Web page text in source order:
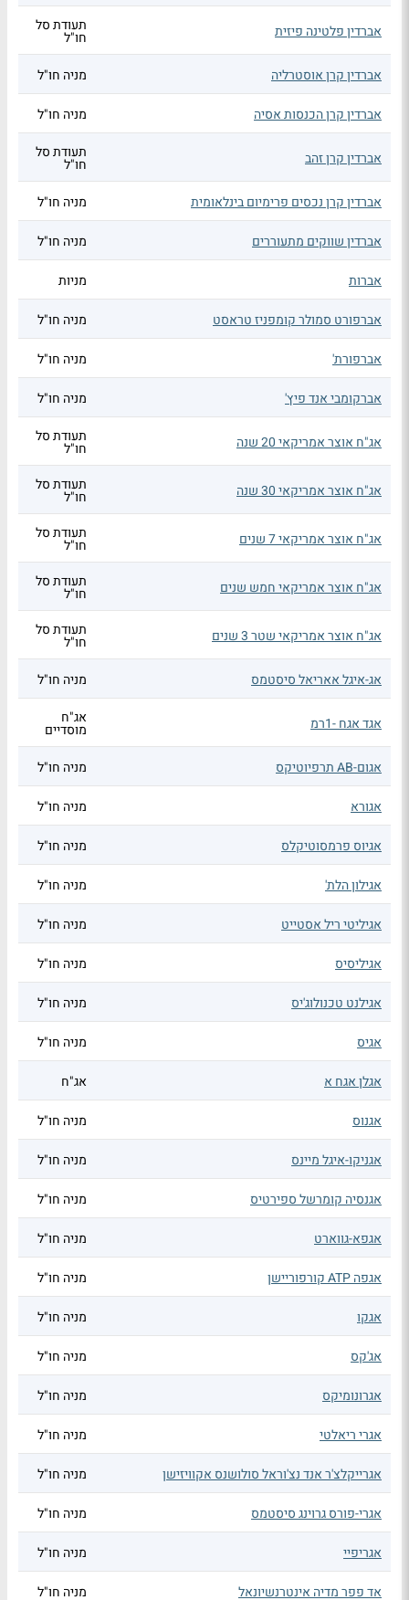
אברדין פלטינה פיזית תעודת סל
חו"ל
אברדין קרן אוסטרליה
מניה חו"ל
אברדין קרן הכנסות אסיה מניה חו"ל
אברדין קרן זהב תעודת סל
חו"ל
אברדין קרן נכסים פרימיום בינלאומית
מניה חו"ל
אברדין שווקים מתעוררים מניה חו"ל
אברות מניות
אברפורט סמולר קומפניז טראסט מניה חו"ל
אברפורת' מניה חו"ל
אברקומבי אנד פיץ' מניה חו"ל
אג"ח אוצר אמריקאי 20 שנה תעודת סל
חו"ל
אג"ח אוצר אמריקאי 30 שנה תעודת סל
חו"ל
אג"ח אוצר אמריקאי 7 שנים תעודת סל
חו"ל
אג"ח אוצר אמריקאי חמש שנים תעודת סל
חו"ל
אג"ח אוצר אמריקאי שטר 3 שנים תעודת סל
חו"ל
אג-איגל אאריאל סיסטמס
מניה חו"ל
אגד אגח -1רמ אג"ח
מוסדיים
אגום-AB תרפיוטיקס
מניה חו"ל
אגורא מניה חו"ל
אגיוס פרמסוטיקלס מניה חו"ל
אגילון הלת' מניה חו"ל
אגיליטי ריל אסטייט מניה חו"ל
אגיליסיס מניה חו"ל
אגילנט טכנולוג'יס מניה חו"ל
אגיס מניה חו"ל
אגלן אגח א אג"ח
אגנוס מניה חו"ל
אגניקו-איגל מיינס מניה חו"ל
אגנסיה קומרשל ספירטיס מניה חו"ל
אגפא-גווארט מניה חו"ל
אגפה ATP קורפוריישן מניה חו"ל
אגקו מניה חו"ל
אג'קס מניה חו"ל
אגרונומיקס מניה חו"ל
אגרי ריאלטי מניה חו"ל
אגרייקלצ'ר אנד נצ'וראל סולושנס אקוויזישן מניה חו"ל
אגרי-פורס גרוינג סיסטמס מניה חו"ל
אגריפיי מניה חו"ל
אד פפר מדיה אינטרנשיונאל מניה חו"ל